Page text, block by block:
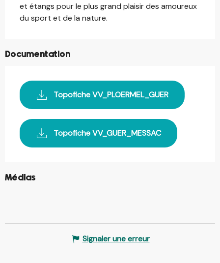
et étangs pour le plus grand plaisir des amoureux
du sport et de la nature.
Documentation
Topofiche VV_PLOERMEL_GUER
Topofiche VV_GUER_MESSAC
Médias
©
©
Signaler une erreur